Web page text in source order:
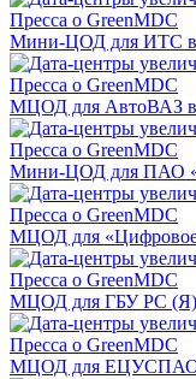
Мини-ЦОД для ИТС в
МЦОД для АвтоВАЗ в
Мини-ЦОД для ПАО
МЦОД для
МЦОД для ГБУ РС
МЦОД для ЕЦУСПАО